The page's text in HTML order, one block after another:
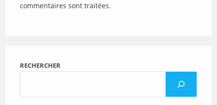
commentaires sont traitées.
RECHERCHER